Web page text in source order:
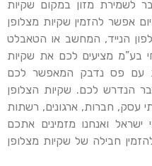
לשמירת מזון במקום שקיות
אפשר להזמין שקיות מצלופן
הנייד, המחשב או הטאבלט
בע”מ מציעים לכם את שקיות
עם פס נדבק המאפשר לכם
הנדרש לכם. שקיות הצלופן
עסק, חברות, ארגונים, רשתות
ישראל ואנחנו מזמינים אתכם
חבילה של שקיות מצלופן